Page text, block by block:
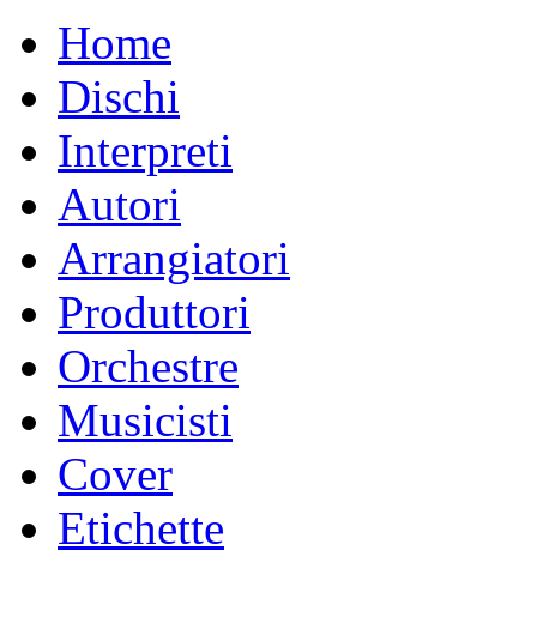
Home
Dischi
Interpreti
Autori
Arrangiatori
Produttori
Orchestre
Musicisti
Cover
Etichette